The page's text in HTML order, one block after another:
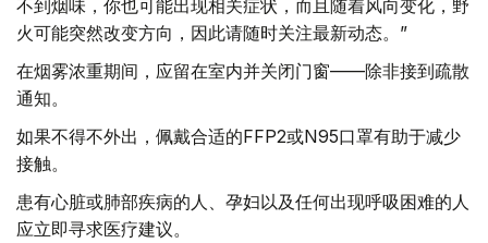
不到烟味，你也可能出现相关症状，而且随着风向变化，野
火可能突然改变方向，因此请随时关注最新动态。”
在烟雾浓重期间，应留在室内并关闭门窗——除非接到疏散
通知。
如果不得不外出，佩戴合适的FFP2或N95口罩有助于减少
接触。
患有心脏或肺部疾病的人、孕妇以及任何出现呼吸困难的人
应立即寻求医疗建议。